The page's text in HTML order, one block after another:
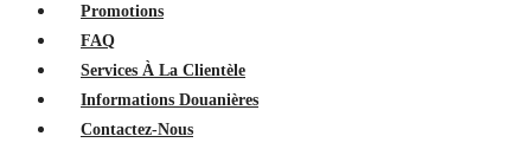
Promotions
FAQ
Services À La Clientèle
Informations Douanières
Contactez-Nous